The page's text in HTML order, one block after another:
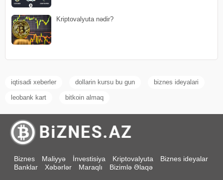
Kriptovalyuta nədir?
iqtisadi xeberler dollarin kursu bu gun biznes ideyalari
leobank kart bitkoin almaq
Biznes Maliyyə İnvestisiya Kriptovalyuta
Biznes ideyalar
Banklar
Xəbərlər Maraqlı Bizimlə Əlaqə